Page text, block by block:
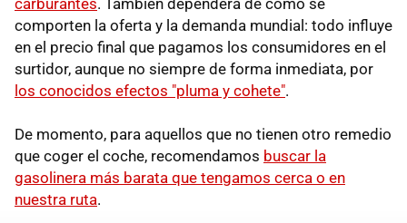
carburantes. También dependerá de cómo se
comporten la oferta y la demanda mundial: todo influye
en el precio final que pagamos los consumidores en el
surtidor, aunque no siempre de forma inmediata, por
los conocidos efectos "pluma y cohete".
De momento, para aquellos que no tienen otro remedio
que coger el coche, recomendamos buscar la
gasolinera más barata que tengamos cerca o en
nuestra ruta.